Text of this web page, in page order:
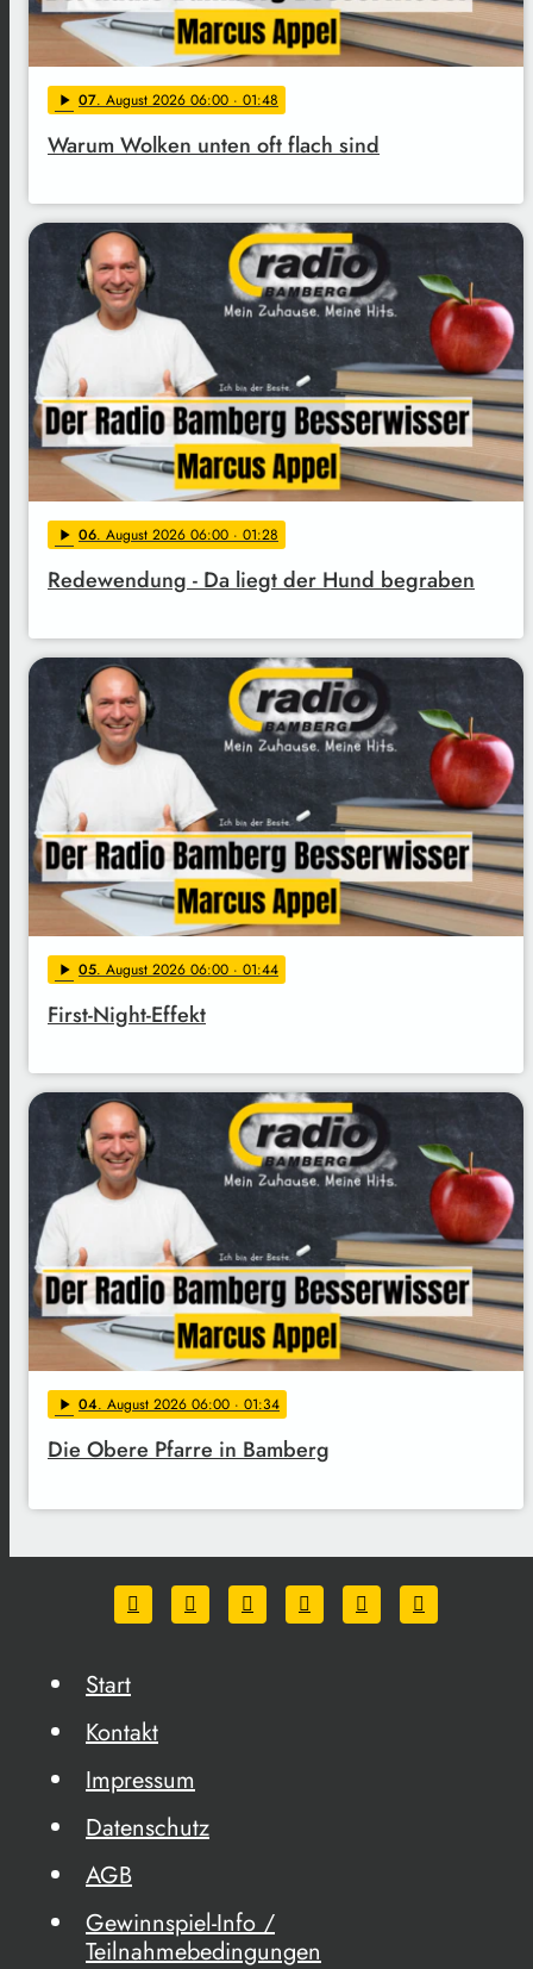
play_arrow 07. August 2026 06:00 · 01:48
Warum Wolken unten oft flach sind
play_arrow 06. August 2026 06:00 · 01:28
Redewendung - Da liegt der Hund begraben
play_arrow 05. August 2026 06:00 · 01:44
First-Night-Effekt
play_arrow 04. August 2026 06:00 · 01:34
Die Obere Pfarre in Bamberg
Start
Kontakt
Impressum
Datenschutz
AGB
Gewinnspiel-Info /
Teilnahmebedingungen